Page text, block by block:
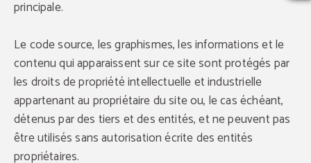
principale.
Le code source, les graphismes, les informations et le
contenu qui apparaissent sur ce site sont protégés par
les droits de propriété intellectuelle et industrielle
appartenant au propriétaire du site ou, le cas échéant,
détenus par des tiers et des entités, et ne peuvent pas
être utilisés sans autorisation écrite des entités
propriétaires.